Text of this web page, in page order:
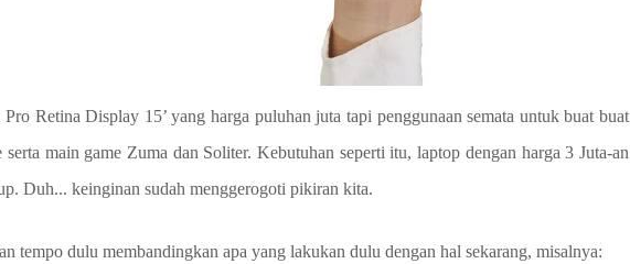
Retina Display 15’ yang harga puluhan juta tapi penggunaan semata untuk buat buat
main game Zuma dan Soliter. Kebutuhan seperti itu, laptop dengan harga 3 Juta-an
Duh... keinginan sudah menggerogoti pikiran kita.
tempo dulu membandingkan apa yang lakukan dulu dengan hal sekarang, misalnya: